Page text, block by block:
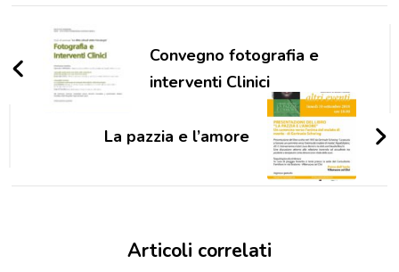
Navigazione
articoli
Convegno fotografia e
interventi Clinici
La pazzia e l’amore
Articoli correlati